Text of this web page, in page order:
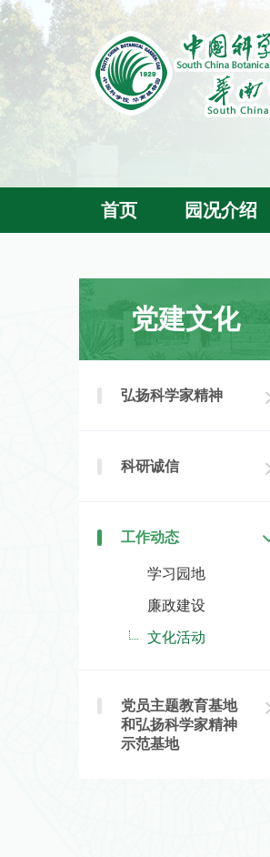
首页 园况介绍
党建文化
弘扬科学家精神
科研诚信
工作动态
学习园地
廉政建设
文化活动
党员主题教育基地
和弘扬科学家精神
示范基地